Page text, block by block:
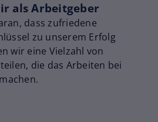
als Arbeitgeber
dass zufriedene
zu unserem Erfolg
wir eine Vielzahl von
die das Arbeiten bei